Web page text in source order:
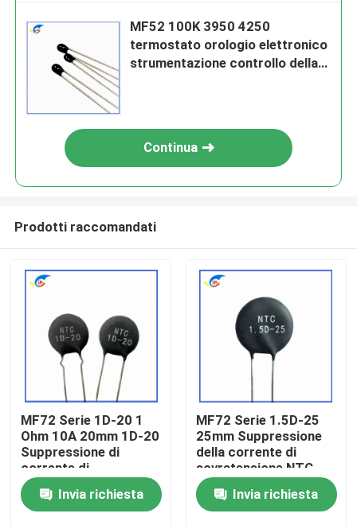
Casa.
Prodotti
MF52 100K 3950 4250
termostato orologio elettronico
strumentazione controllo della
Continua
Prodotti raccomandati
MF72 Serie 1D-20 1
Ohm 10A 20mm 1D-20
Suppressione di
corrente di
sovratensione NTC
Termistore adatto per
alimentazione ad alta
Invia richiesta
MF72 Serie 1.5D-25
25mm Suppressione
della corrente di
sovratensione NTC
Termistore adatto per
la commutazione
dell'alimentazione
Invia richiesta